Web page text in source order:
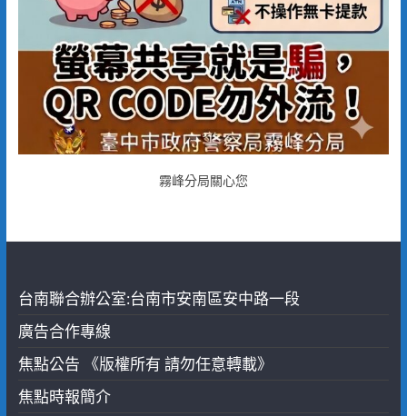
霧峰分局關心您
台南聯合辦公室:台南市安南區安中路一段
廣告合作專線
焦點公告 《版權所有 請勿任意轉載》
焦點時報簡介